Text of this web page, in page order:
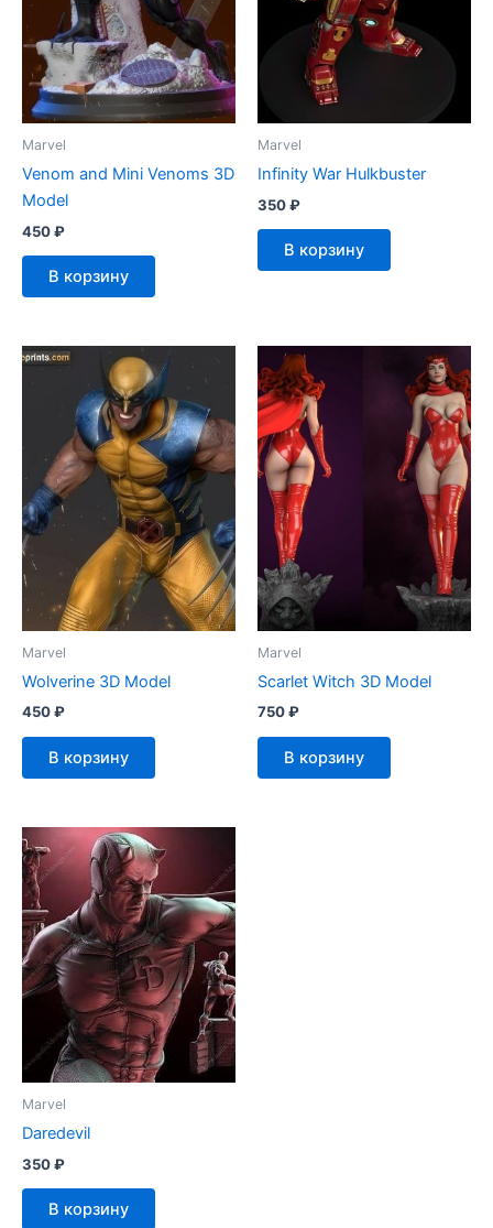
Marvel
Venom and Mini Venoms 3D
Model
450₽
В корзину
Marvel
Infinity War Hulkbuster
350₽
В корзину
Marvel
Wolverine 3D Model
450₽
В корзину
Marvel
Scarlet Witch 3D Model
750₽
В корзину
Marvel
Daredevil
350₽
В корзину